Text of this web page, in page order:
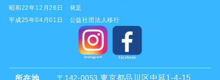
昭和22年12月26日 発足
平成25年04月01日 公益社団法人移行
所在地 〒142-0053 東京都品川区中延1-4-15